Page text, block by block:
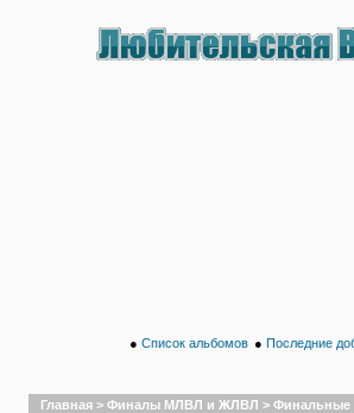
● Список альбомов ● Последние
Главная > Финалы МЛВЛ и ЖЛВЛ > Финальные